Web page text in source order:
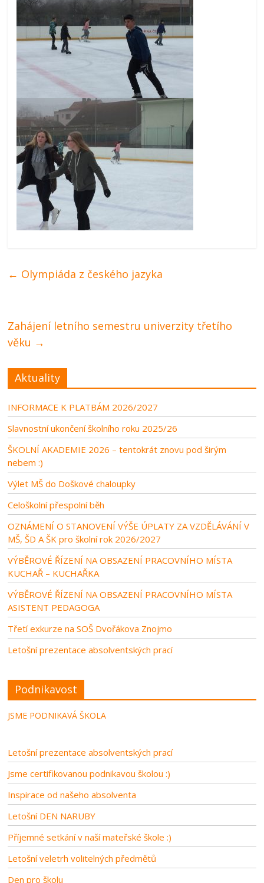
← Olympiáda z českého jazyka
Zahájení letního semestru univerzity třetího
věku →
Aktuality
INFORMACE K PLATBÁM 2026/2027
Slavnostní ukončení školního roku 2025/26
ŠKOLNÍ AKADEMIE 2026 – tentokrát znovu pod širým
nebem :)
Výlet MŠ do Doškové chaloupky
Celoškolní přespolní běh
OZNÁMENÍ O STANOVENÍ VÝŠE ÚPLATY ZA VZDĚLÁVÁNÍ V
MŠ, ŠD A ŠK pro školní rok 2026/2027
VÝBĚROVÉ ŘÍZENÍ NA OBSAZENÍ PRACOVNÍHO MÍSTA
KUCHAŘ – KUCHAŘKA
VÝBĚROVÉ ŘÍZENÍ NA OBSAZENÍ PRACOVNÍHO MÍSTA
ASISTENT PEDAGOGA
Třetí exkurze na SOŠ Dvořákova Znojmo
Letošní prezentace absolventských prací
Podnikavost
JSME PODNIKAVÁ ŠKOLA
Letošní prezentace absolventských prací
Jsme certifikovanou podnikavou školou :)
Inspirace od našeho absolventa
Letošní DEN NARUBY
Příjemné setkání v naší mateřské škole :)
Letošní veletrh volitelných předmětů
Den pro školu